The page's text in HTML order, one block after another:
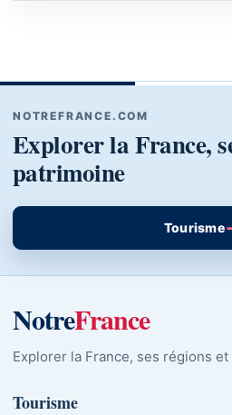
NOTREFRANCE.COM
Explorer la France,
patrimoine
Tourisme
NotreFrance
Explorer la France, ses régions
Tourisme